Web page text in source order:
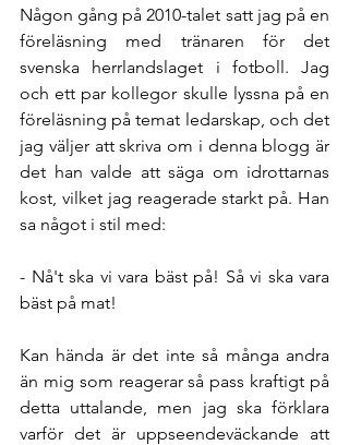
Någon gång på 2010-talet satt jag på en
föreläsning med tränaren för det
svenska herrlandslaget i fotboll. Jag
och ett par kollegor skulle lyssna på en
föreläsning på temat ledarskap, och det
jag väljer att skriva om i denna blogg är
det han valde att säga om idrottarnas
kost, vilket jag reagerade starkt på. Han
sa något i stil med:
- Nå't ska vi vara bäst på! Så vi ska vara
bäst på mat!
Kan hända är det inte så många andra
än mig som reagerar så pass kraftigt på
detta uttalande, men jag ska förklara
varför det är uppseendeväckande att